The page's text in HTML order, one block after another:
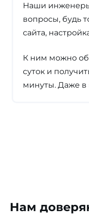
Наши
вопросы, будь
сайта,
К ним можно
суток и
минуты. Даже в
Нам